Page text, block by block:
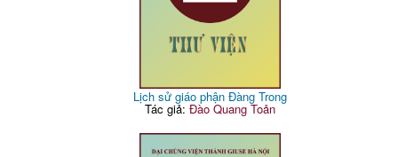
Lịch sử giáo phận Đàng Trong
Tác giả: Đào Quang Toản